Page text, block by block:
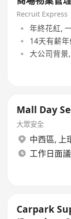
Recruit Express
年終花紅,
14天有薪
大公司背景
Mall Day
大眾安全
中西區, 上
工作日面議
Carpark